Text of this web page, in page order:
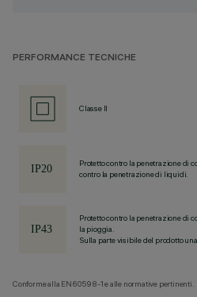
PERFORMANCE TECNICHE
Classe II
Protetto contro la penetrazione di
contro la penetrazione di liquidi.
Protetto contro la penetrazione di
la pioggia.
Sulla parte visibile del prodotto
Conforme alla EN60598-1 e alle normative pertinenti.